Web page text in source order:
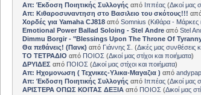
Απ: Έκδοση Ποιητικής Συλλογής από Ιππέας(Δικοί μας
Απ: Κιθαροσυναντηση στο Βασιλειο του σκότους!!!
Χορδές για Yamaha CJ818από Somnius (Κιθάρα - Μάρκες
Emotional Power Ballad Soloing - Stel Andreαπό Stel
Dimmu Borgir - "Blessings Upon The Throne Of
Θα πεθάνεις! (Πανκ) από Γιάννης Σ. (Δικές μας συνθέσεις
ΤΟ ΤΕΤΡΑΔΙΟ από ΠΟΙΟΣ (Δικοί μας στίχοι και ποιήματα)
ΔΡΥΙΔΕΣ από ΠΟΙΟΣ (Δικοί μας στίχοι και ποιήματα)
Απ: Ηχομονωση ( Τεχνικες-Υλικα-Μαγαζια ) από andypap
Απ: Έκδοση Ποιητικής Συλλογής από Ιππέας(Δικοί μας
ΑΡΙΣΤΕΡΑ ΟΠΩΣ ΚΟΙΤΑΣ ΔΕΞΙΑαπό ΠΟΙΟΣ (Δικοί μας